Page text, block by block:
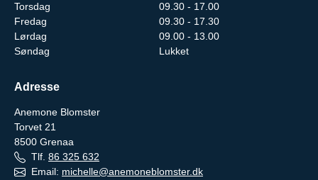
Torsdag
09.30 - 17.00
Fredag
09.30 - 17.30
Lørdag
09.00 - 13.00
Søndag
Lukket
Adresse
Anemone Blomster
Torvet 21
8500 Grenaa
Tlf. 86 325 632
Email: michelle@anemoneblomster.dk